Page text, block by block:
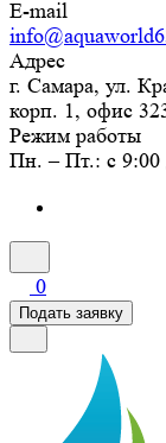
E-mail
Адрес
г. Самара, ул.
корп. 1, офис
Режим работы
Пн. – Пт.: с 9:00
0
Подать заявку